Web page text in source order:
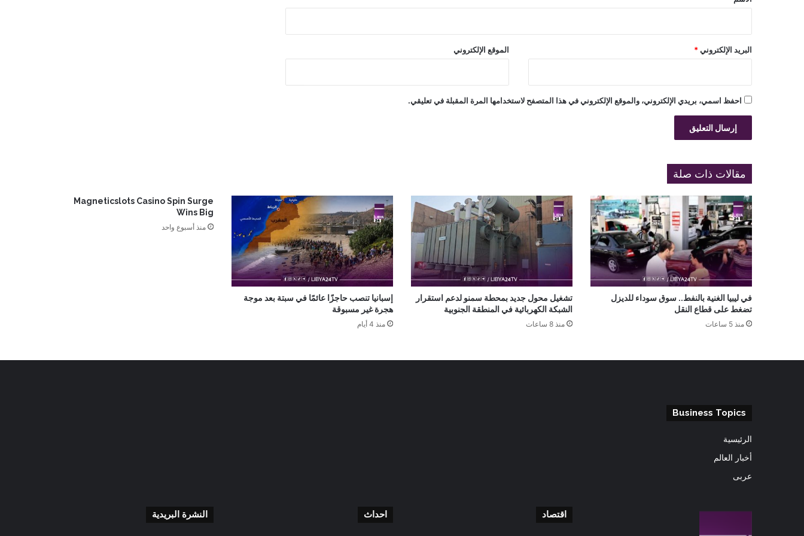
البريد الإلكتروني * الموقع الإلكتروني
احفظ اسمي، بريدي الإلكتروني، والموقع الإلكتروني في هذا المتصفح لاستخدامها المرة المقبلة في تعليقي.
مقالات ذات صلة
في ليبيا الغنية بالنفط.. سوق سوداء للديزل
تضغط على قطاع النقل
منذ 5 ساعات
تشغيل محول جديد بمحطة سمنو لدعم استقرار
الشبكة الكهربائية في المنطقة الجنوبية
منذ 8 ساعات
إسبانيا تنصب حاجزًا عائمًا في سبتة بعد موجة
هجرة غير مسبوقة
منذ 4 أيام
Magneticslots Casino Spin Surge
Wins Big
منذ أسبوع واحد
Business Topics
الرئيسية
أخبار العالم
عربى
اقتصاد احداث النشرة البريدية